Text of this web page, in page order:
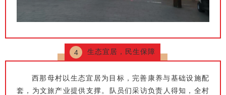
4 生态宜居，民生保障
西那母村以生态宜居为目标，完善康养与基础设施配
套，为文旅产业提供支撑。队员们采访负责人得知，全村